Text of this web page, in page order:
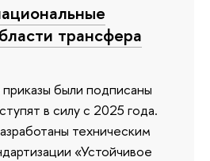
трансфера
были подписаны
в силу с 2025 года.
техническим
«Устойчивое